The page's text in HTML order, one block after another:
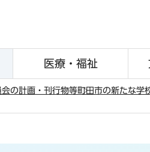
医療・福祉
の計画・刊行物等町田市の新たな学